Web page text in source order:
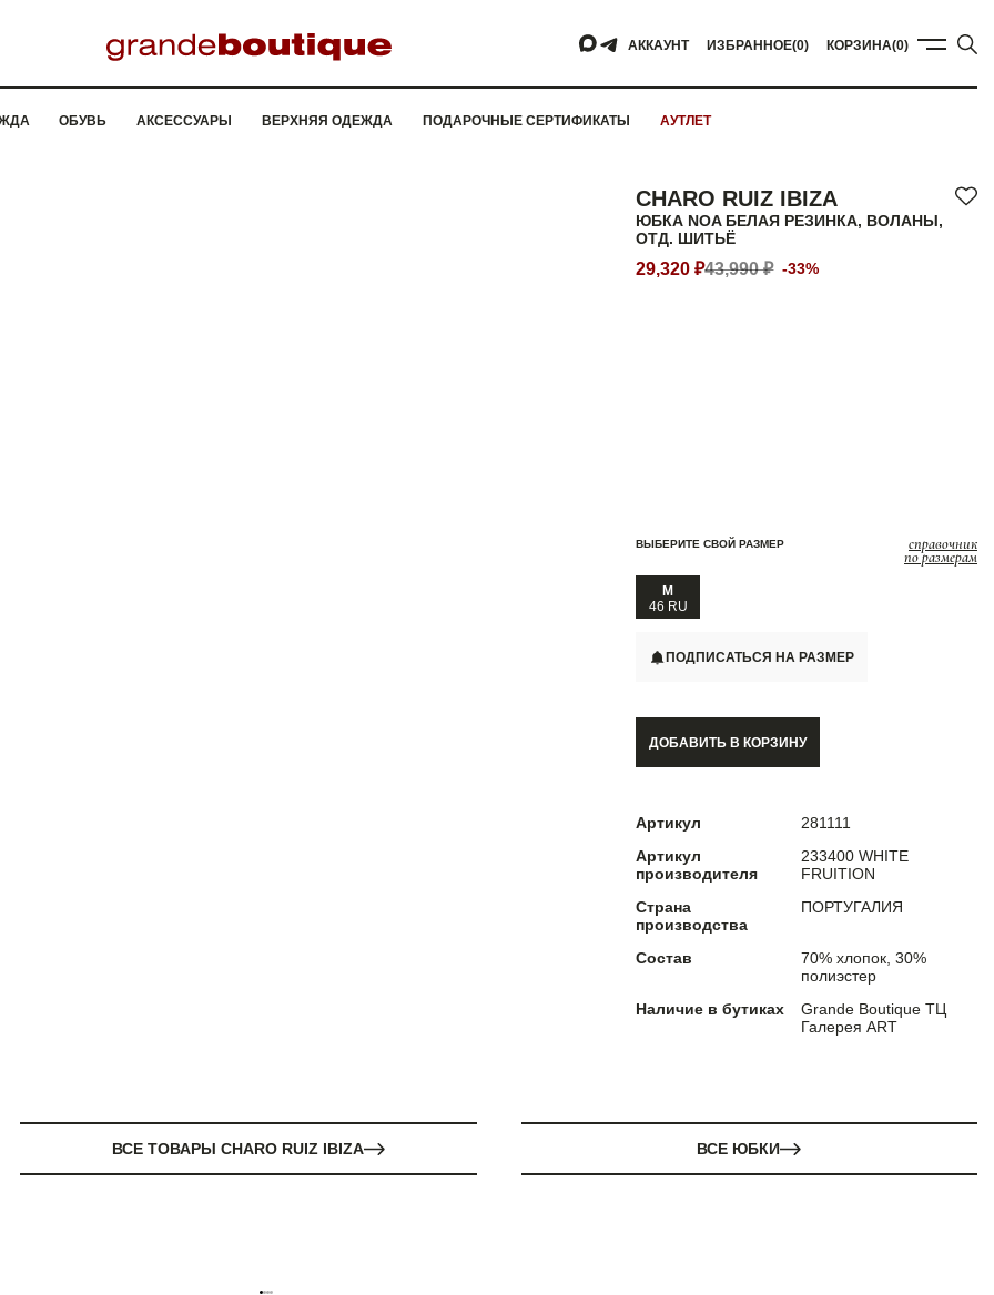
АККАУНТ ИЗБРАННОЕ(0) КОРЗИНА(0)
ОБУВЬ АКСЕССУАРЫ ВЕРХНЯЯ ОДЕЖДА ПОДАРОЧНЫЕ СЕРТИФИКАТЫ АУТЛЕТ
CHARO RUIZ IBIZA
ЮБКА NOA БЕЛАЯ РЕЗИНКА, ВОЛАНЫ,
ОТД. ШИТЬЁ
29,320 ₽43,990 ₽ -33%
ВЫБЕРИТЕ СВОЙ РАЗМЕР справочник
по размерам
M
46 RU
ПОДПИСАТЬСЯ НА РАЗМЕР
ДОБАВИТЬ В КОРЗИНУ
Артикул
281111
Артикул
производителя
233400 WHITE
FRUITION
Страна
производства
ПОРТУГАЛИЯ
Состав
70% хлопок, 30%
полиэстер
Наличие в бутиках
Grande Boutique ТЦ
Галерея ART
ВСЕ ТОВАРЫ CHARO RUIZ IBIZA ВСЕ ЮБКИ